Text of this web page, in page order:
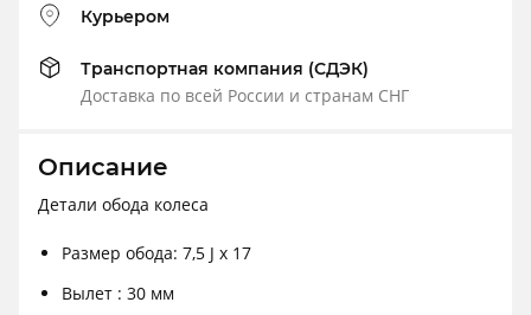
Курьером
Транспортная компания (СДЭК)
Доставка по всей России и странам СНГ
Описание
Детали обода колеса
Размер обода: 7,5 J x 17
Вылет : 30 мм